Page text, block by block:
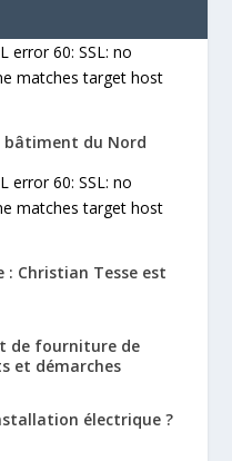
error 60: SSL: no
matches target host
bâtiment du Nord
error 60: SSL: no
matches target host
: Christian Tesse est
de fourniture de
et démarches
électrique ?